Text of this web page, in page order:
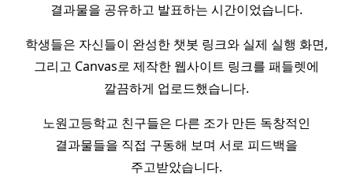
결과물을 공유하고 발표하는 시간이었습니다.
학생들은 자신들이 완성한 챗봇 링크와 실제 실행 화면,
그리고 Canvas로 제작한 웹사이트 링크를 패들렛에
깔끔하게 업로드했습니다.
노원고등학교 친구들은 다른 조가 만든 독창적인
결과물들을 직접 구동해 보며 서로 피드백을
주고받았습니다.